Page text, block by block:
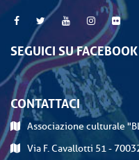
SEGUICI SU FACEBOOK
CONTATTACI
Associazione culturale
Via F. Cavallotti 51 -